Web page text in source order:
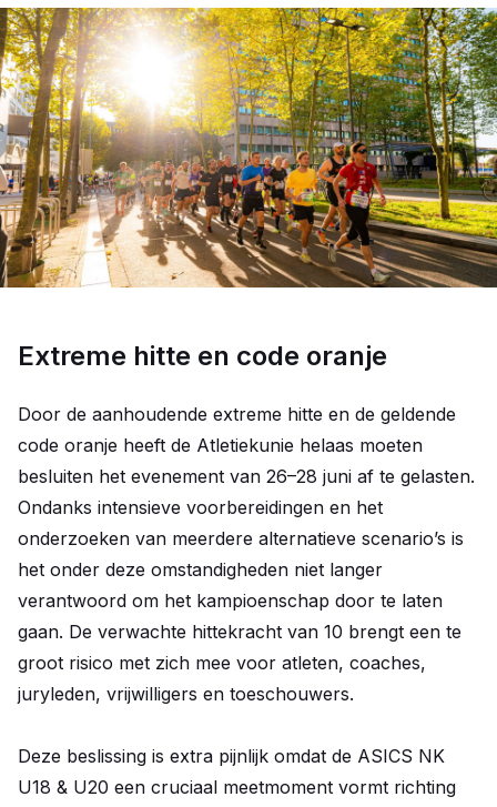
Extreme hitte en code oranje
Door de aanhoudende extreme hitte en de geldende
code oranje heeft de Atletiekunie helaas moeten
besluiten het evenement van 26–28 juni af te gelasten.
Ondanks intensieve voorbereidingen en het
onderzoeken van meerdere alternatieve scenario’s is
het onder deze omstandigheden niet langer
verantwoord om het kampioenschap door te laten
gaan. De verwachte hittekracht van 10 brengt een te
groot risico met zich mee voor atleten, coaches,
juryleden, vrijwilligers en toeschouwers.
Deze beslissing is extra pijnlijk omdat de ASICS NK
U18 & U20 een cruciaal meetmoment vormt richting